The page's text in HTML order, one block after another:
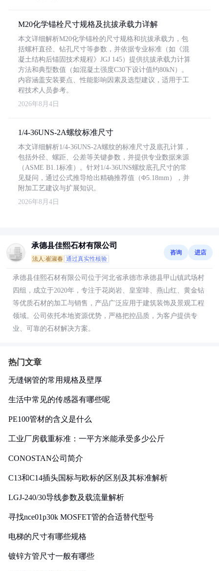
M20化学锚栓尺寸规格及抗拔承载力详解
本文详细解析M20化学锚栓的尺寸规格和抗拔承载力，包
括螺杆直径、钻孔尺寸等参数，并依据专业标准（如《混
凝土结构后锚固技术规程》JGJ 145）提供抗拔承载力计算
方法和典型数值（如混凝土强度C30下设计值约80kN）。
内容涵盖安装要点、性能影响因素及选型建议，适用于工
程技术人员参考。
2026年8月4日
1/4-36UNS-2A螺纹标准尺寸
本文详细解析1/4-36UNS-2A螺纹的标准尺寸及底孔计算，
包括外径、螺距、公差等关键参数，并提供专业数据来源
（ASME B1.1标准）。针对1/4-36UNS螺纹底孔尺寸的常
见疑问，通过公式推导给出精确推荐值（Φ5.18mm），并
附加工艺建议与扩展知识。
2026年8月4日
承德县佳熙石材有限公司
法人:崔淑春 通过真实性核验
咨询 进店
承德县佳熙石材有限公司位于河北省承德市承德县甲山镇武场村
四组，成立于2020年，专注于花岗岩、皇室啡、燕山红、黄金钻
等优质石材的加工与销售，产品广泛应用于建筑装饰及景观工程
领域。公司依托本地资源优势，严格把控品质，为客户提供专
业、可靠的石材解决方案。
热门文章
无缝钢管的常用规格及壁厚
生活中常见的传感器有哪些呢
PE100管材的含义是什么
工业厂房载重标准：一平方米能承受多少公斤
CONOSTAN公司简介
C13和C14插头国标与欧标的区别及其标准解析
LGJ-240/30导线参数及载流量解析
寻找nce01p30k MOSFET管的合适替代型号
电梯的尺寸有哪些规格
镀锌方管尺寸一般有哪些